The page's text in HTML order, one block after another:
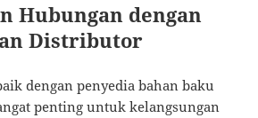
Hubungan dengan
Distributor
dengan penyedia bahan baku
penting untuk kelangsungan